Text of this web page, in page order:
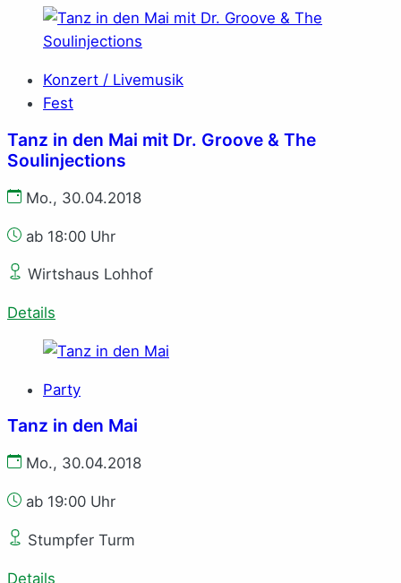
Konzert / Livemusik
Fest
Tanz in den Mai mit Dr. Groove & The
Soulinjections
Mo., 30.04.2018
ab 18:00 Uhr
Wirtshaus Lohhof
Details
Party
Tanz in den Mai
Mo., 30.04.2018
ab 19:00 Uhr
Stumpfer Turm
Details